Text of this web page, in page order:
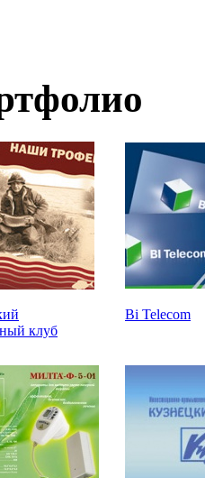
клуб
Bi Telecom